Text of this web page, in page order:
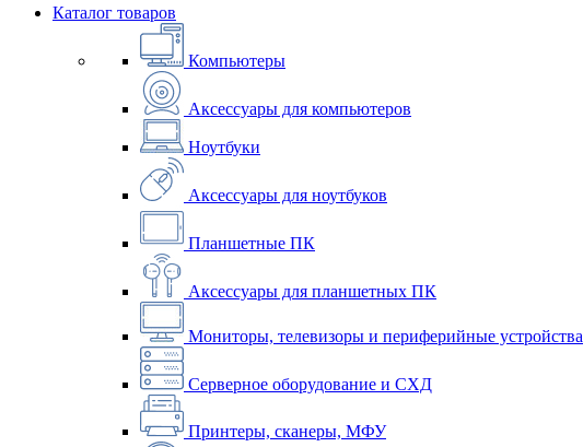
Каталог товаров
Компьютеры
Аксессуары для компьютеров
Ноутбуки
Аксессуары для ноутбуков
Планшетные ПК
Аксессуары для планшетных ПК
Мониторы, телевизоры и периферийные устройства
Серверное оборудование и СХД
Принтеры, сканеры, МФУ